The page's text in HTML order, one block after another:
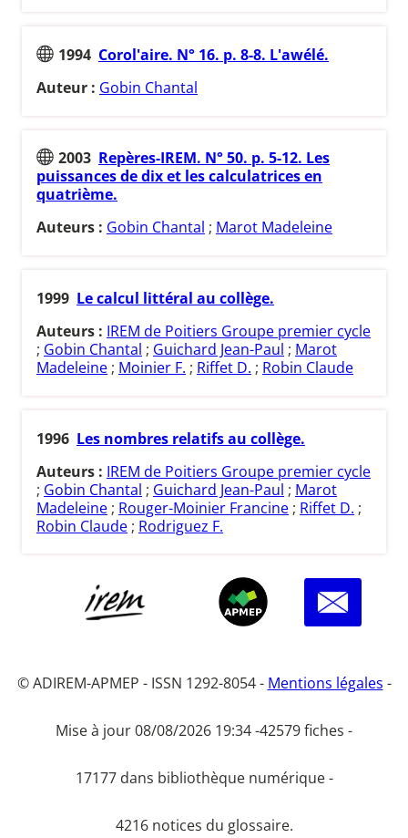
1994 Corol'aire. N° 16. p. 8-8. L'awélé.
Auteur : Gobin Chantal
2003 Repères-IREM. N° 50. p. 5-12. Les
puissances de dix et les calculatrices en
quatrième.
Auteurs : Gobin Chantal ; Marot Madeleine
1999 Le calcul littéral au collège.
Auteurs : IREM de Poitiers Groupe premier cycle
; Gobin Chantal ; Guichard Jean-Paul ; Marot
Madeleine ; Moinier F. ; Riffet D. ; Robin Claude
1996 Les nombres relatifs au collège.
Auteurs : IREM de Poitiers Groupe premier cycle
; Gobin Chantal ; Guichard Jean-Paul ; Marot
Madeleine ; Rouger-Moinier Francine ; Riffet D. ;
Robin Claude ; Rodriguez F.
© ADIREM-APMEP - ISSN 1292-8054 - Mentions légales -
Mise à jour 08/08/2026 19:34 -42579 fiches -
17177 dans bibliothèque numérique -
4216 notices du glossaire.